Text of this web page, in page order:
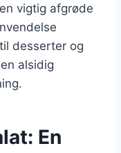
vigtig afgrøde
desserter og
alsidig
En